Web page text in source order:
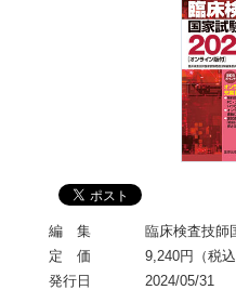
編 集
臨床検査技師
定 価
9,240円（税込
発行日
2024/05/31